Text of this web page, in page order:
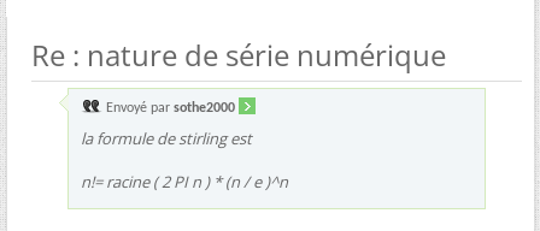
Re : nature de série numérique
Envoyé par sothe2000
la formule de stirling est
n!= racine ( 2 PI n ) * (n / e )^n